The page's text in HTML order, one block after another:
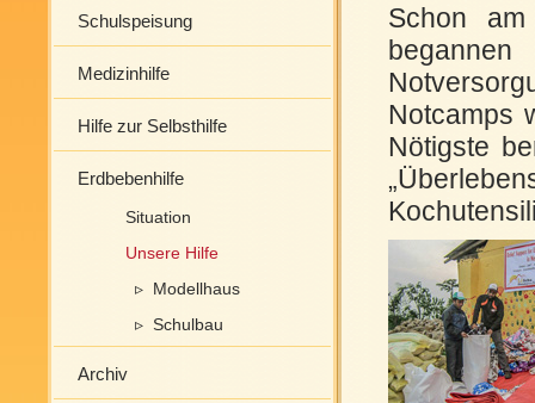
Schulspeisung
Medizinhilfe
Hilfe zur Selbsthilfe
Erdbebenhilfe
Situation
Unsere Hilfe
▹ Modellhaus
▹ Schulbau
Archiv
Schon
Notcamps
Nötigste